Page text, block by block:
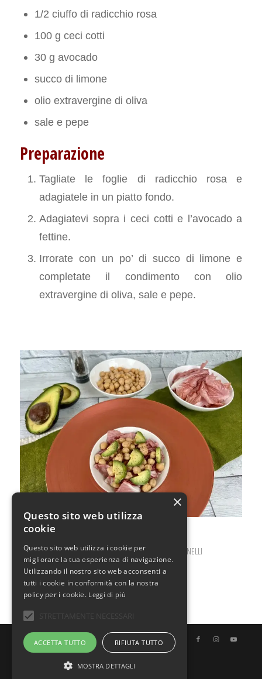
1/2 ciuffo di radicchio rosa
100 g ceci cotti
30 g avocado
succo di limone
olio extravergine di oliva
sale e pepe
Preparazione
Tagliate le foglie di radicchio rosa e
adagiatele in un piatto fondo.
Adagiatevi sopra i ceci cotti e l’avocado a
fettine.
Irrorate con un po’ di succo di limone e
completate il condimento con olio
extravergine di oliva, sale e pepe.
FEBBRAIO 28, 2024 / 0 COMMENTI / DA ILARIA BERTINELLI
© Copyright - Uno Chef per Gaia
Italiano
×
Questo sito web utilizza
cookie
Questo sito web utilizza i cookie per
migliorare la tua esperienza di navigazione.
Utilizzando il nostro sito web acconsenti a
tutti i cookie in conformità con la nostra
policy per i cookie. Leggi di più
ACCETTA TUTTO RIFIUTA TUTTO
MOSTRA DETTAGLI